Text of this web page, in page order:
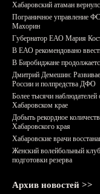
Хабаровский атаман
Пограничное управление
Махорин
Губернатор ЕАО Мария
В ЕАО рекомендовано
В Биробиджане
Дмитрий Демешин:
России и полпредства ДФО
Более тысячи наблюдателей
Хабаровском крае
Добыть рекордное
Хабаровского края
Хабаровские врачи
Женский волейбольный
подготовки резерва
Архив новостей >>